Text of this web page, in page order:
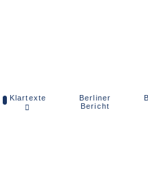
Klartexte
Berliner
Bericht